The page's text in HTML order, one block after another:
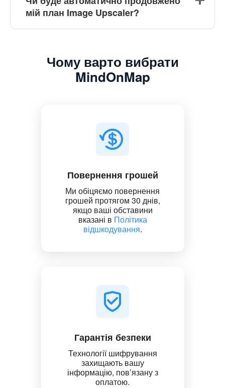
мій план Image Upscaler?
Чому варто вибрати
MindOnMap
Повернення грошей
Ми обіцяємо повернення
грошей протягом 30 днів,
якщо ваші обставини
вказані в Політика
відшкодування.
Гарантія безпеки
Технології шифрування
захищають вашу
інформацію, пов’язану з
оплатою.